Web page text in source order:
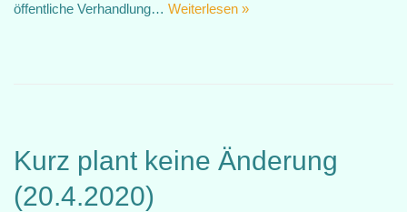
öffentliche Verhandlung… Weiterlesen »
Kurz plant keine Änderung
(20.4.2020)